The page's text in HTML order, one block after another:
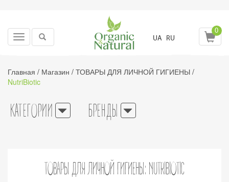
Toggle
UA RU
0
Главная / Магазин / ТОВАРЫ ДЛЯ ЛИЧНОЙ ГИГИЕНЫ /
NutriBiotic
КАТЕГОРИИ БРЕНДЫ
ТОВАРЫ ДЛЯ ЛИЧНОЙ ГИГИЕНЫ: NUTRIBIOTIC